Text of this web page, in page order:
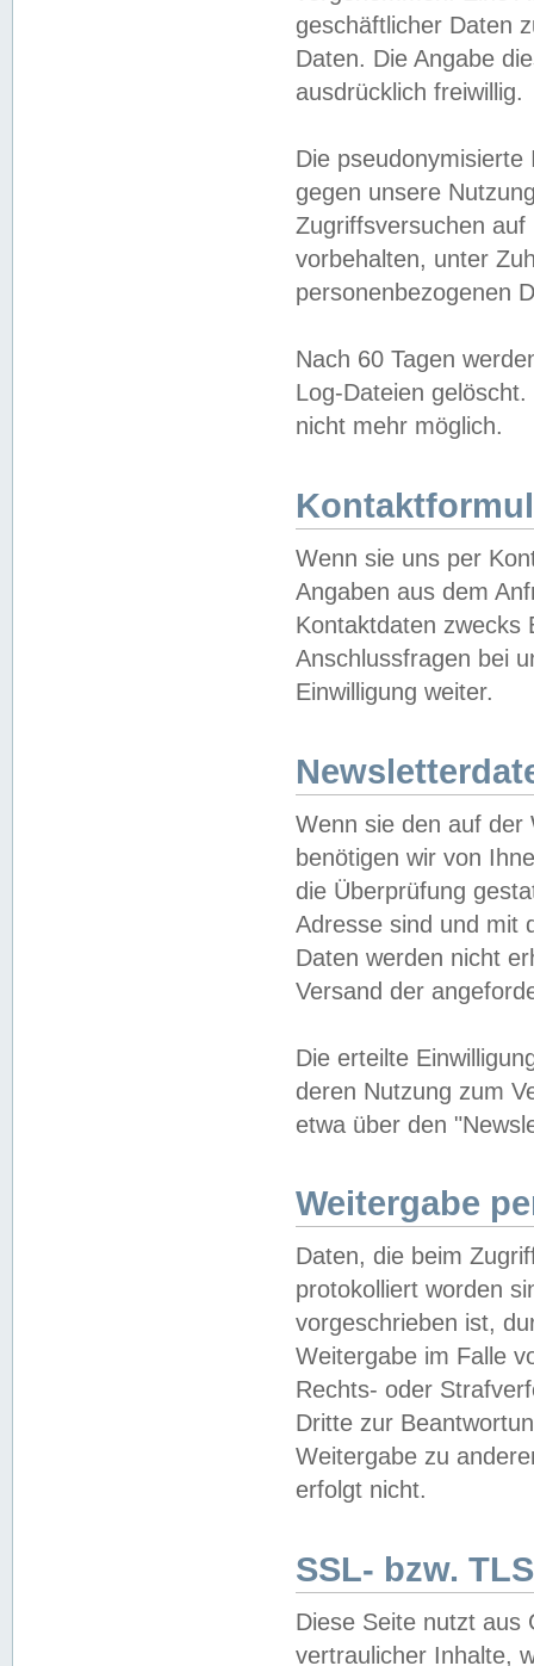
geschäftlicher Daten
Daten. Die Angabe
ausdrücklich freiwillig.
Die
gegen unsere
Zugriffsversuchen
vorbehalten, unter
personenbezogenen
Nach 60 Tagen
Log-Dateien
nicht mehr möglich.
Wenn sie uns per
Angaben aus dem
Kontaktdaten zwecks
Anschlussfragen bei
Einwilligung weiter.
Wenn sie den auf der
benötigen wir von
die Überprüfung
Adresse sind und mit
Daten werden nicht
Versand der
Die erteilte
deren Nutzung zum
etwa über den
Weitergabe
Daten, die beim
protokolliert worden
vorgeschrieben ist,
Weitergabe im Falle
Rechts- oder
Dritte zur
Weitergabe zu
erfolgt nicht.
SSL- bzw.
Diese Seite nutzt aus
vertraulicher Inhalte,